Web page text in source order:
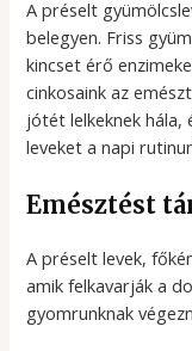
A préselt
belegyen. Friss
kincset érő
cinkosaink az
jótét lelkeknek hála,
leveket a napi
Emésztést
A préselt levek,
amik felkavarják a
gyomrunknak